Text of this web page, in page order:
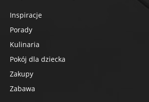
Inspiracje
Porady
Kulinaria
Pokój dla dziecka
Zakupy
Zabawa